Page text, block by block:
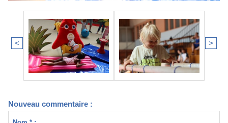
< >
Nouveau commentaire :